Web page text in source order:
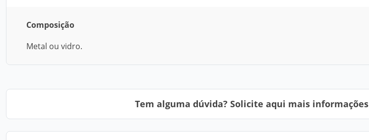
Composição
Metal ou vidro.
Tem alguma dúvida? Solicite aqui mais informações